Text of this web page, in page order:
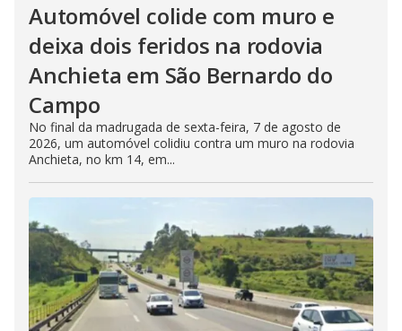
Automóvel colide com muro e
deixa dois feridos na rodovia
Anchieta em São Bernardo do
Campo
No final da madrugada de sexta-feira, 7 de agosto de
2026, um automóvel colidiu contra um muro na rodovia
Anchieta, no km 14, em...